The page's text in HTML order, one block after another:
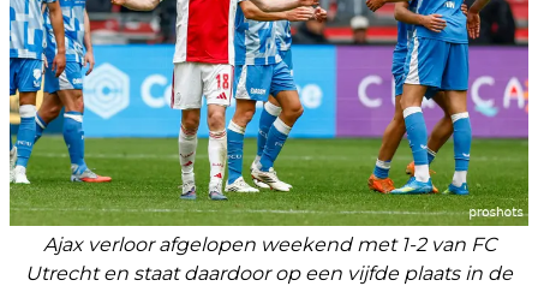
Ajax verloor afgelopen weekend met 1-2 van FC
Utrecht en staat daardoor op een vijfde plaats in de